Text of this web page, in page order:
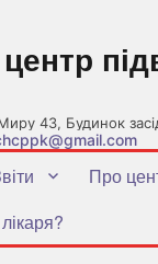
43, Будинок
Про